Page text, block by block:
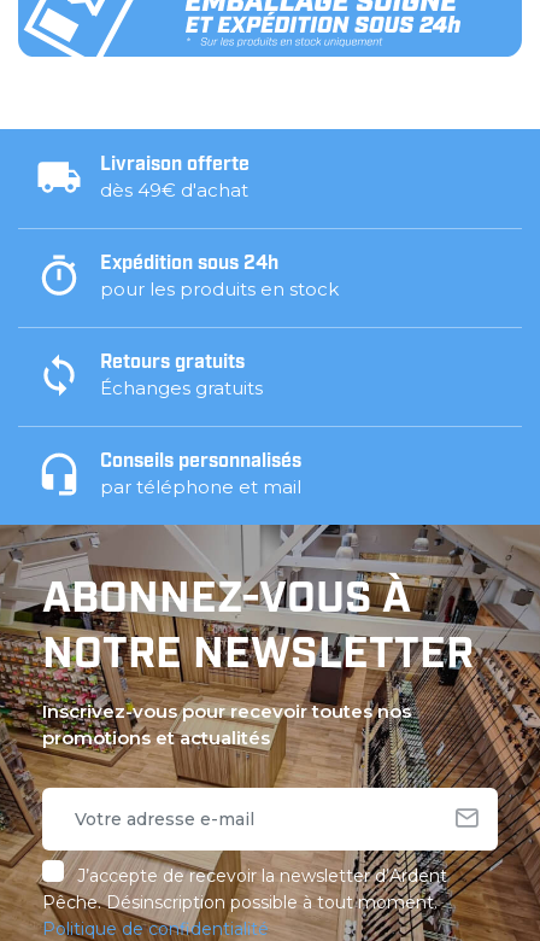
Livraison offerte
dès 49€ d'achat
Expédition sous 24h
pour les produits en stock
Retours gratuits
Échanges gratuits
Conseils personnalisés
par téléphone et mail
ABONNEZ-VOUS À
NOTRE NEWSLETTER
Inscrivez-vous pour recevoir toutes nos
promotions et actualités
J’accepte de recevoir la newsletter d’Ardent
Pêche. Désinscription possible à tout moment.
Politique de confidentialité